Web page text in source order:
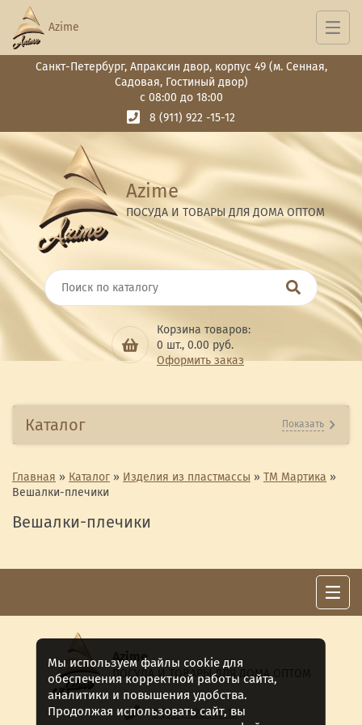
Санкт-Петербург, Апраксин двор, корпус 49 (м. Сенная,
Садовая, Гостиный двор)
с 08:00 до 18:00
8 (911) 922 -15-12
Azime
ПОСУДА И ТОВАРЫ ДЛЯ ДОМА ОПТОМ
Корзина товаров:
0 шт., 0.00 руб.
Оформить заказ
Azime
Каталог Показать
Главная » Каталог » Изделия из пластмассы » ТМ Мартика »
Вешалки-плечики
Вешалки-плечики
Azime
ПОСУДА И ТОВАРЫ ДЛЯ ДОМА ОПТОМ
8 (911) 922 -15-12
Мы используем файлы cookie для
обеспечения корректной работы сайта,
аналитики и повышения удобства.
Продолжая использовать сайт, вы